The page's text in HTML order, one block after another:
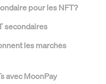
pour les NFT?
secondaires
les marchés
avec MoonPay